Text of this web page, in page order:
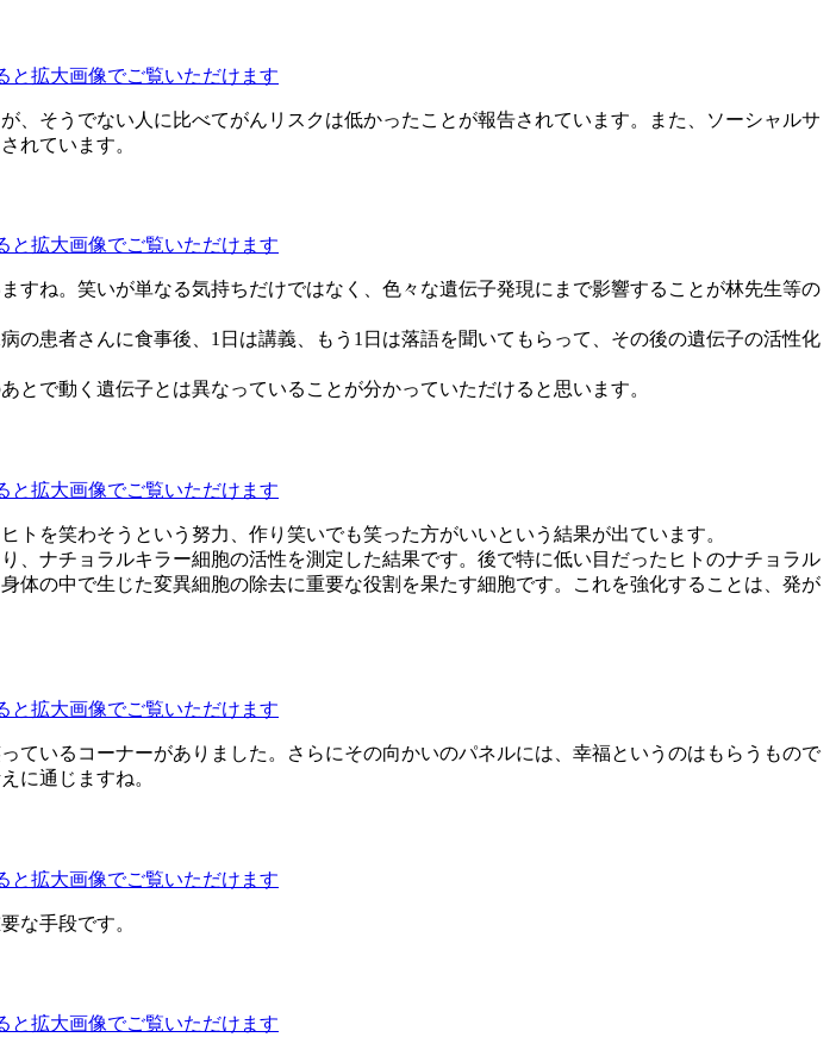
そうでない人に比べてがんリスクは低かったことが報告されています。また、ソーシャルサ
れています。
すね。笑いが単なる気持ちだけではなく、色々な遺伝子発現にまで影響することが林先生等の
患者さんに食事後、1日は講義、もう1日は落語を聞いてもらって、その後の遺伝子の活性化
で動く遺伝子とは異なっていることが分かっていただけると思います。
を笑わそうという努力、作り笑いでも笑った方がいいという結果が出ています。
、ナチョラルキラー細胞の活性を測定した結果です。後で特に低い目だったヒトのナチョラル
体の中で生じた変異細胞の除去に重要な役割を果たす細胞です。これを強化することは、発が
ているコーナーがありました。さらにその向かいのパネルには、幸福というのはもらうもので
に通じますね。
な手段です。